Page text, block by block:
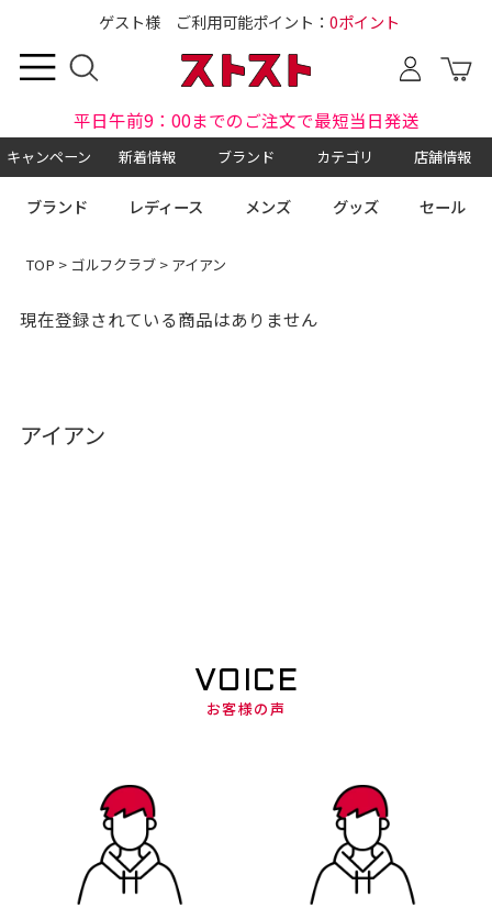
ゲスト様 ご利用可能ポイント： 0ポイント
平日午前9：00までのご注文で最短当日発送
キャンペーン 新着情報 ブランド カテゴリ 店舗情報
ブランド レディース メンズ グッズ セール
TOP > ゴルフクラブ> アイアン
現在登録されている商品はありません
アイアン
VOICE
お客様の声